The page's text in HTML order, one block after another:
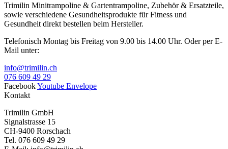
Trimilin Minitrampoline & Gartentrampoline, Zubehör & Ersatzteile,
sowie verschiedene Gesundheitsprodukte für Fitness und
Gesundheit direkt bestellen beim Hersteller.
Telefonisch Montag bis Freitag von 9.00 bis 14.00 Uhr. Oder per E-
Mail unter:
info@trimilin.ch
076 609 49 29
FacebookYoutube Envelope
Kontakt
Trimilin GmbH
Signalstrasse 15
CH-9400 Rorschach
Tel. 076 609 49 29